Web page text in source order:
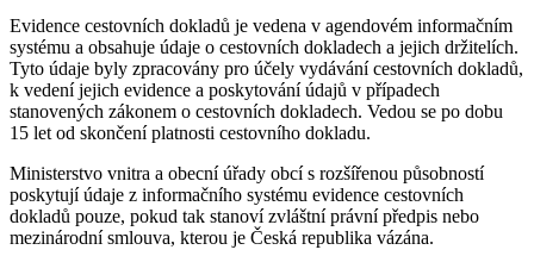
Evidence cestovních dokladů je vedena v agendovém informačním
systému a obsahuje údaje o cestovních dokladech a jejich držitelích.
Tyto údaje byly zpracovány pro účely vydávání cestovních dokladů,
k vedení jejich evidence a poskytování údajů v případech
stanovených zákonem o cestovních dokladech. Vedou se po dobu
15 let od skončení platnosti cestovního dokladu.
Ministerstvo vnitra a obecní úřady obcí s rozšířenou působností
poskytují údaje z informačního systému evidence cestovních
dokladů pouze, pokud tak stanoví zvláštní právní předpis nebo
mezinárodní smlouva, kterou je Česká republika vázána.